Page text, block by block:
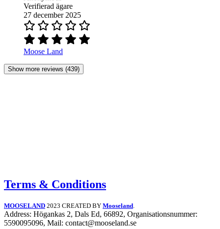
Verifierad ägare
27 december 2025
Moose Land
Show more reviews (439)
Terms & Conditions
MOOSELAND 2023 CREATED BY Mooseland
Address: Högankas 2, Dals Ed, 66892, Organisationsnummer:
5590095096, Mail: contact@mooseland.se